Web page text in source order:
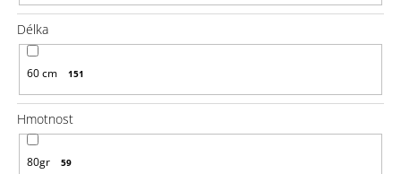
Délka
60 cm 151
Hmotnost
80gr 59
SUPERBRAID
99
Kč
Původně:
149
Kč